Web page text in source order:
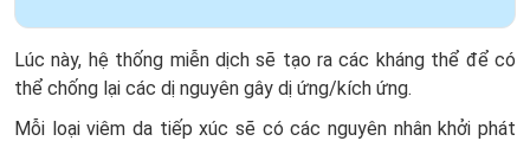
Lúc này, hệ thống miễn dịch sẽ tạo ra các kháng thể để có
thể chống lại các dị nguyên gây dị ứng/kích ứng.
Mỗi loại viêm da tiếp xúc sẽ có các nguyên nhân khởi phát